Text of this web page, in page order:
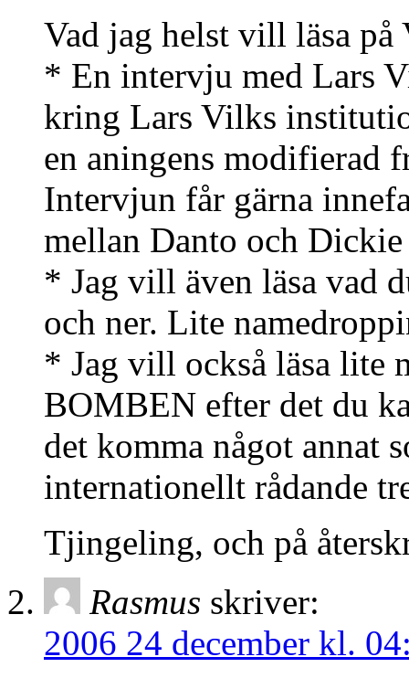
Vad jag helst vill läsa
* En intervju med Lars
kring Lars Vilks
en aningens modifierad
Intervjun får gärna
mellan Danto och
* Jag vill även läsa vad
och ner. Lite
* Jag vill också läsa lite
BOMBEN efter det du
det komma något annat
internationellt rådande
Tjingeling, och på
Rasmus skriver:
2006 24 december kl.